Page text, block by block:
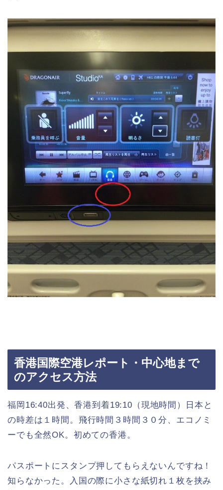
香港国際空港レポート・中心地まで
のアクセス方法
福岡16:40出発、香港到着19:10（現地時間）日本と
の時差は１時間。飛行時間３時間３０分、エコノミ
ーでも全然OK。初めての香港。
パスポートにスタンプ押してもらえないんですね！
知らなかった。入国の際に小さな紙切れ１枚を挟み